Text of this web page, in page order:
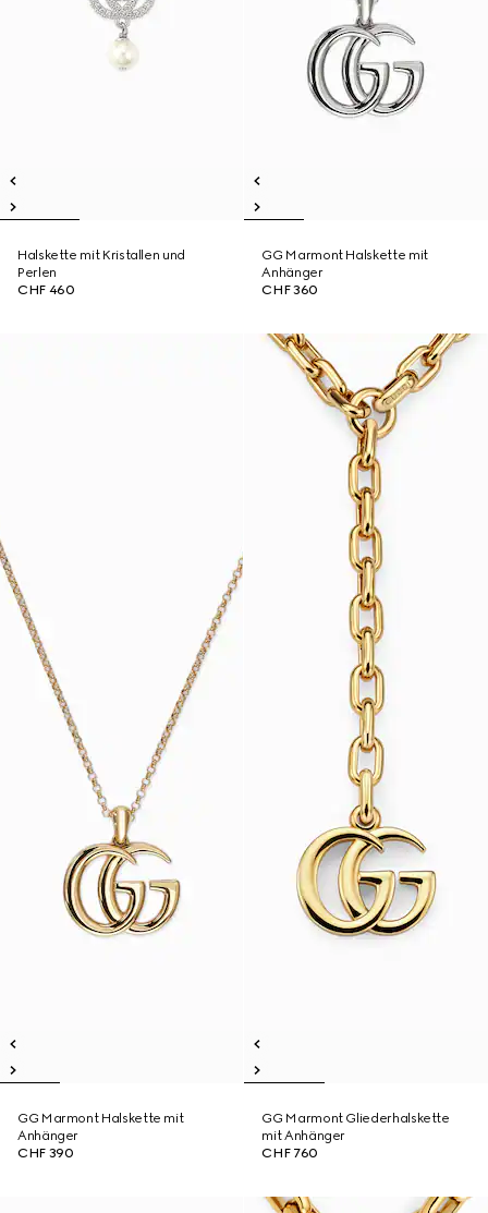
Halskette mit Kristallen und
Perlen
CHF 460
GG Marmont Halskette mit
Anhänger
CHF 360
GG Marmont Halskette mit
Anhänger
CHF 390
GG Marmont Gliederhalskette
mit Anhänger
CHF 760